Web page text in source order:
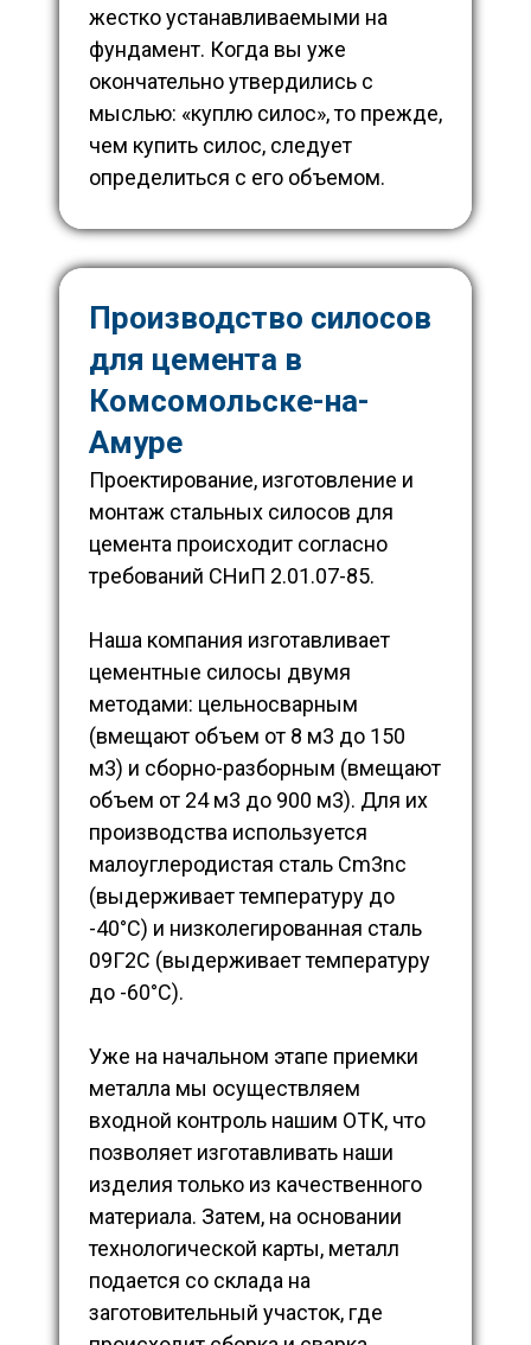
жестко устанавливаемыми на
фундамент. Когда вы уже
окончательно утвердились с
мыслью: «куплю силос», то прежде,
чем купить силос, следует
определиться с его объемом.
Производство силосов
для цемента в
Комсомольске-на-
Амуре
Проектирование, изготовление и
монтаж стальных силосов для
цемента происходит согласно
требований СНиП 2.01.07-85.
Наша компания изготавливает
цементные силосы двумя
методами: цельносварным
(вмещают объем от 8 м3 до 150
м3) и сборно-разборным (вмещают
объем от 24 м3 до 900 м3). Для их
производства используется
малоуглеродистая сталь Cm3nc
(выдерживает температуру до
-40°С) и низколегированная сталь
09Г2С (выдерживает температуру
до -60°С).
Уже на начальном этапе приемки
металла мы осуществляем
входной контроль нашим ОТК, что
позволяет изготавливать наши
изделия только из качественного
материала. Затем, на основании
технологической карты, металл
подается со склада на
заготовительный участок, где